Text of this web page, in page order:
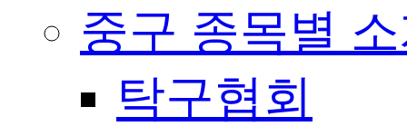
중구 종목별
탁구협회